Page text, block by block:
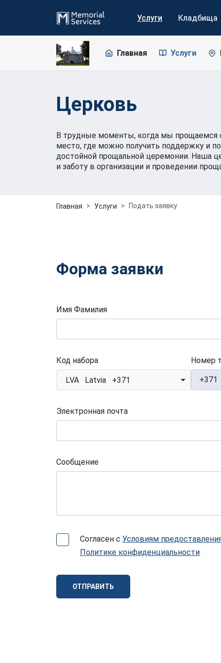
Услуги Кладбища
Главная Услуги
Церковь
В трудные моменты, когда мы прощаемся
место, где можно получить поддержку и
достойной прощальной церемонии. Наша
и заботу в организации и проведении
Главная Услуги Подать заявку
Форма заявки
Имя Фамилия
Код набора
LVA Latvia +371
Номер
+371
Электронная почта
Сообщение
Согласен с Условиям
Политике конфиденциальности
ОТПРАВИТЬ